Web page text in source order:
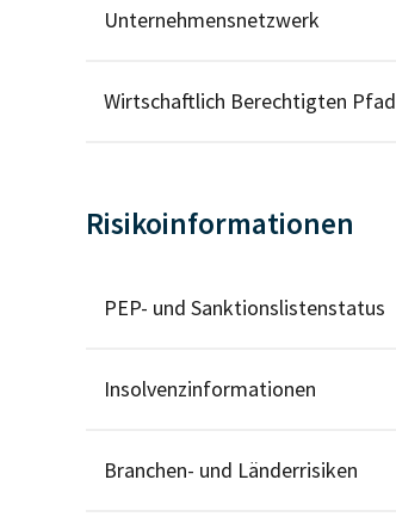
Unternehmensnetzwerk
Wirtschaftlich Berechtigten Pfad
Risikoinformationen
PEP- und Sanktionslistenstatus
Insolvenzinformationen
Branchen- und Länderrisiken